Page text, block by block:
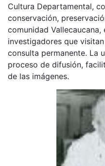
Cultura Departamental,
conservación,
comunidad
investigadores que
consulta permanente. La
proceso de difusión,
de las imágenes.